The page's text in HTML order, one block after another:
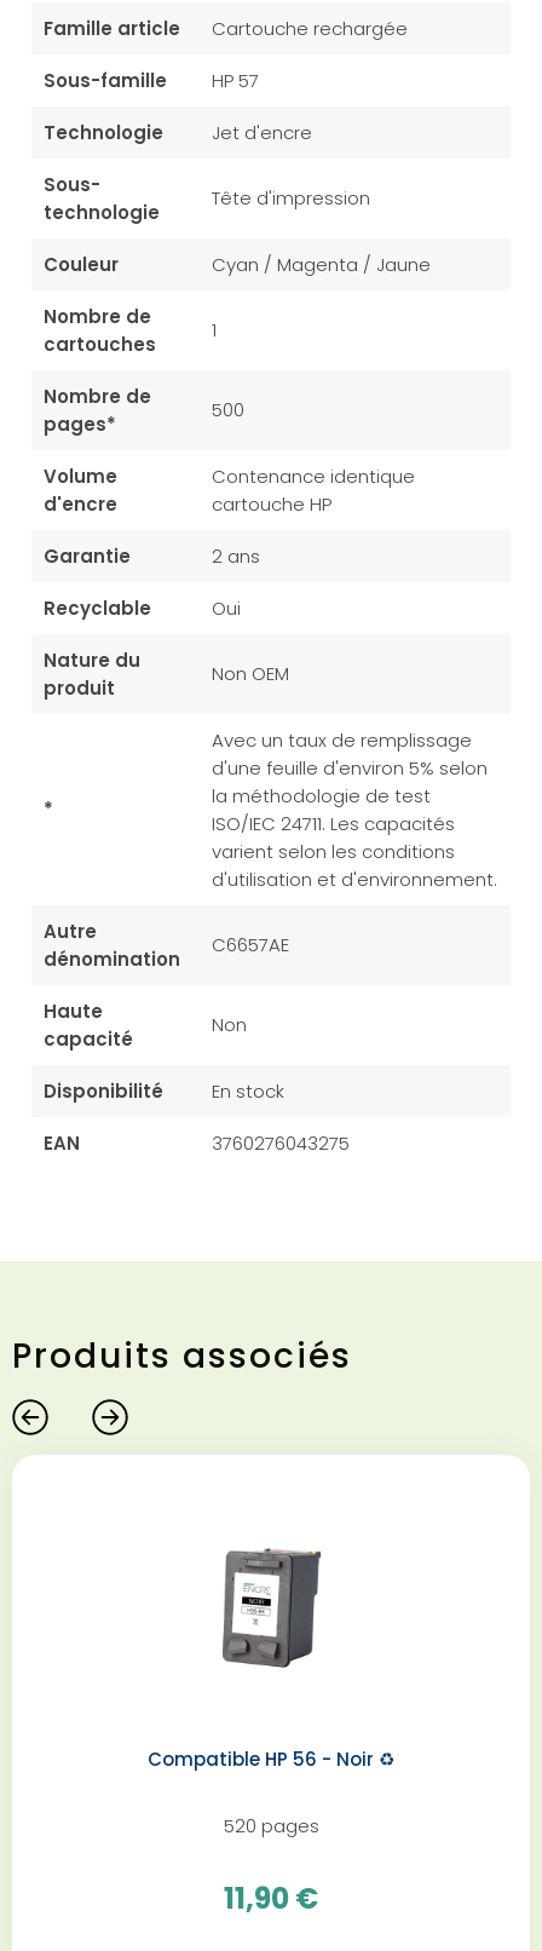
Famille article Cartouche rechargée
Sous-famille HP 57
Technologie Jet d'encre
Sous-
technologie
Tête d'impression
Couleur Cyan / Magenta / Jaune
Nombre de
cartouches
1
Nombre de
pages*
500
Volume
d'encre
Contenance identique
cartouche HP
Garantie 2 ans
Recyclable Oui
Nature du
produit
Non OEM
*
Avec un taux de remplissage
d'une feuille d'environ 5% selon
la méthodologie de test
ISO/IEC 24711. Les capacités
varient selon les conditions
d'utilisation et d'environnement.
Autre
dénomination
C6657AE
Haute
capacité
Non
Disponibilité En stock
EAN 3760276043275
Produits associés
Compatible HP 56 - Noir ♻️
520 pages
11,90 €